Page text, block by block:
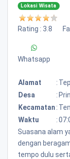
Lokasi Wisata
Rating : 3.8
Whatsapp
Alamat :
Desa
:
Kecamatan :
Waktu
:
Suasana alam
dengan
tempo dulu